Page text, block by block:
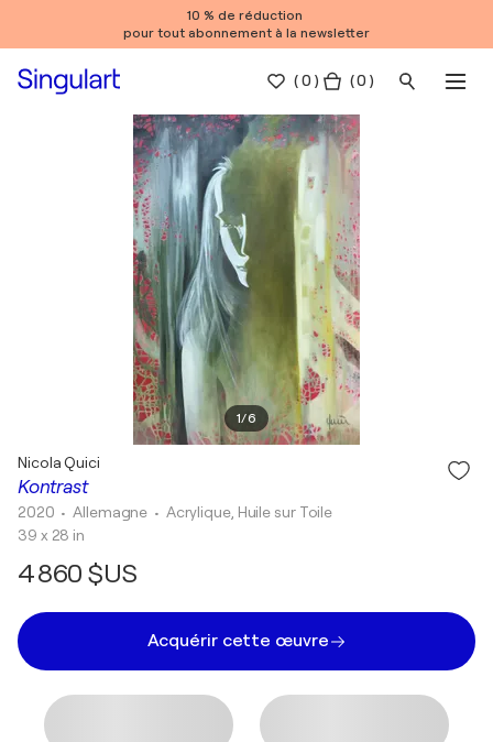
10 % de réduction
pour tout abonnement à la newsletter
(0 ) ( 0 )
1/6
Kontrast
Nicola Quici
2020 • Allemagne • Acrylique, Huile sur Toile
39 x 28 in
4 860 $US
Acquérir cette œuvre